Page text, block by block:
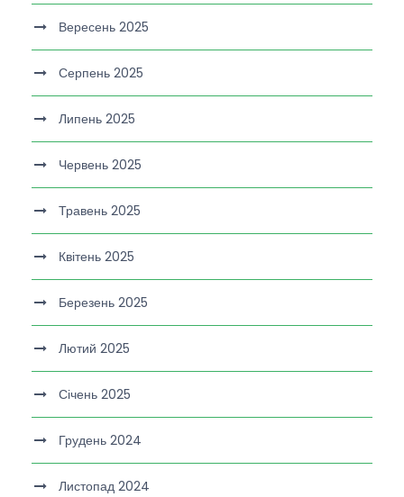
Вересень 2025
Серпень 2025
Липень 2025
Червень 2025
Травень 2025
Квітень 2025
Березень 2025
Лютий 2025
Січень 2025
Грудень 2024
Листопад 2024